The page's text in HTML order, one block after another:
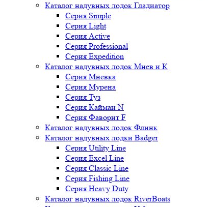
Каталог надувных лодок Гладиатор
Серия Simple
Серия Light
Серия Active
Серия Professional
Серия Expedition
Каталог надувных лодок Мнев и К
Серия Мневка
Серия Мурена
Серия Туз
Серия Кайман N
Серия Фаворит F
Каталог надувных лодок Флинк
Каталог надувных лодки Badger
Серия Utility Line
Серия Excel Line
Серия Classic Line
Серия Fishing Line
Серия Heavy Duty
Каталог надувных лодок RiverBoats